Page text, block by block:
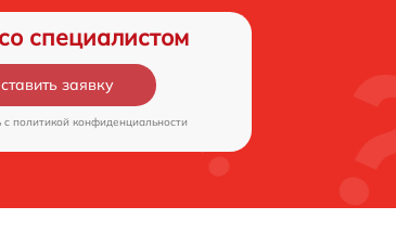
специалистом
заявку
c политикой конфиденциальности